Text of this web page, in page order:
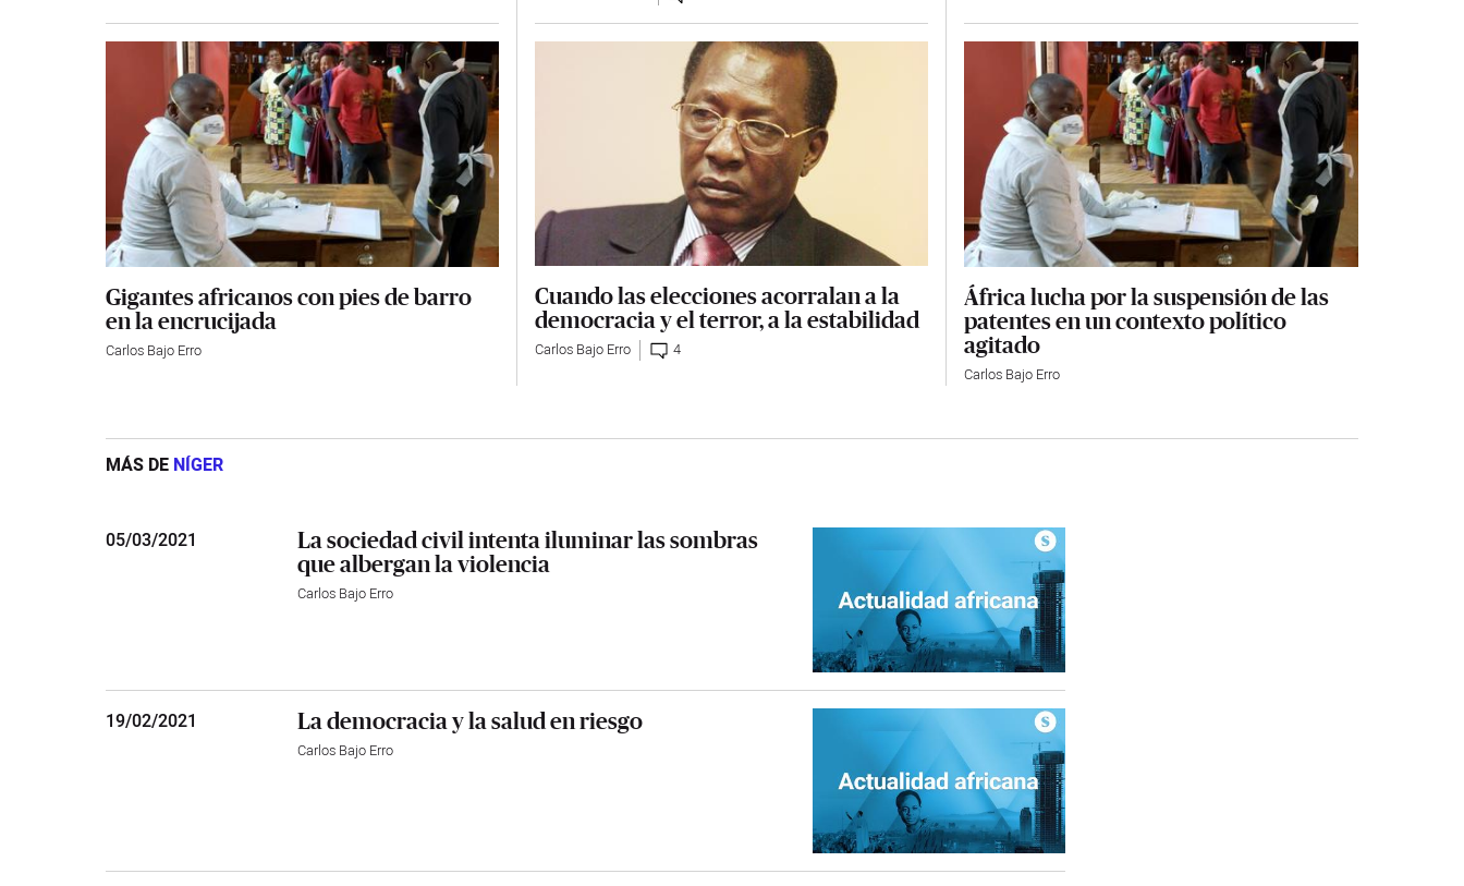
Gigantes africanos con pies de barro
en la encrucijada
Carlos Bajo Erro
Cuando las elecciones acorralan a la
democracia y el terror, a la estabilidad
Carlos Bajo Erro 4
África lucha por la suspensión de las
patentes en un contexto político
agitado
Carlos Bajo Erro
MÁS DE NÍGER
05/03/2021
La sociedad civil intenta iluminar las sombras
que albergan la violencia
Carlos Bajo Erro
19/02/2021 La democracia y la salud en riesgo
Carlos Bajo Erro